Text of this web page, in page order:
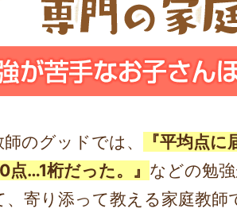
のグッドでは、
『平均点
点…1桁だった。』 などの勉
、寄り添って教える家庭教師